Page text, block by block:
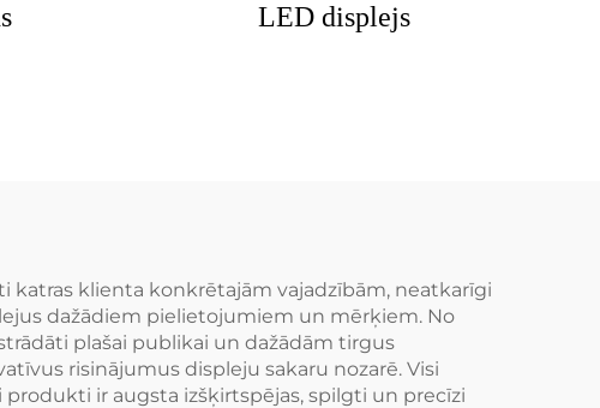
LED displejs
katras klienta konkrētajām vajadzībām, neatkarīgi
dažādiem pielietojumiem un mērķiem. No
plašai publikai un dažādām tirgus
risinājumus displeju sakaru nozarē. Visi
ir augsta izšķirtspējas, spilgti un precīzi